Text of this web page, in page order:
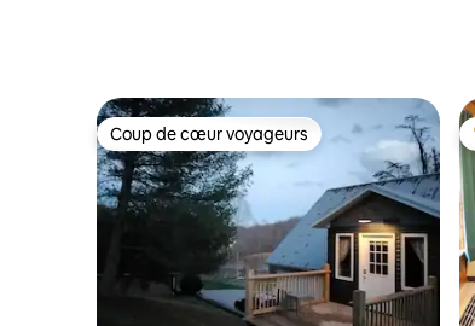
Coup de cœur voyageurs
Coup de cœur voyageurs